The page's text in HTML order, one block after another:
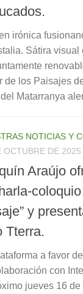
irónica
Sátira visual
de los Paisajes
Matarranya
NOTICIAS Y
OCTUBRE DE 2025
Araújo
y
Tterra.
a favor
con
jueves 16